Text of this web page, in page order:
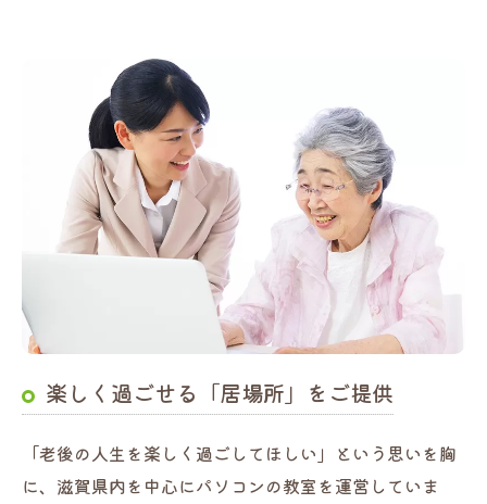
楽しく過ごせる「居場所」をご提供
「老後の人生を楽しく過ごしてほしい」という思いを胸
に、滋賀県内を中心にパソコンの教室を運営していま